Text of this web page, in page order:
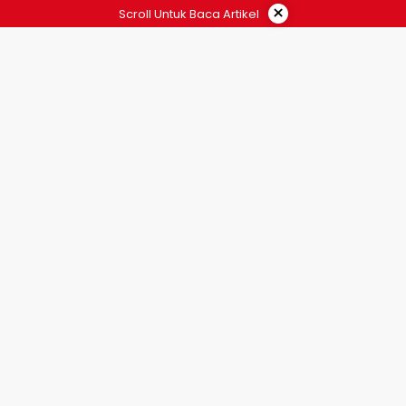
Scroll Untuk Baca Artikel ×